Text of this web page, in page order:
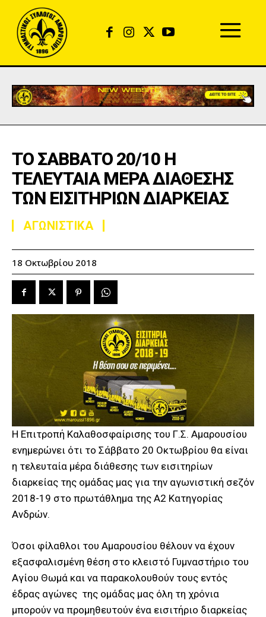
ΤΟ ΣΑΒΒΑΤΟ 20/10 Η
ΤΕΛΕΥΤΑΙΑ ΜΕΡΑ ΔΙΑΘΕΣΗΣ
ΤΩΝ ΕΙΣΙΤΗΡΙΩΝ ΔΙΑΡΚΕΙΑΣ
ΑΓΩΝΙΣΤΙΚΑ
18 Οκτωβρίου 2018
Η Επιτροπή Καλαθοσφαίρισης του Γ.Σ. Αμαρουσίου
ενημερώνει ότι το Σάββατο 20 Οκτωβρίου θα είναι
η τελευταία μέρα διάθεσης των εισιτηρίων
διαρκείας της ομάδας μας για την αγωνιστική σεζόν
2018-19 στο πρωτάθλημα της Α2 Κατηγορίας
Ανδρών.
Όσοι φίλαθλοι του Αμαρουσίου θέλουν να έχουν
εξασφαλισμένη θέση στο κλειστό Γυμναστήριο του
Αγίου Θωμά και να παρακολουθούν τους εντός
έδρας αγώνες της ομάδας μας όλη τη χρόνια
μπορούν να προμηθευτούν ένα εισιτήριο διαρκείας